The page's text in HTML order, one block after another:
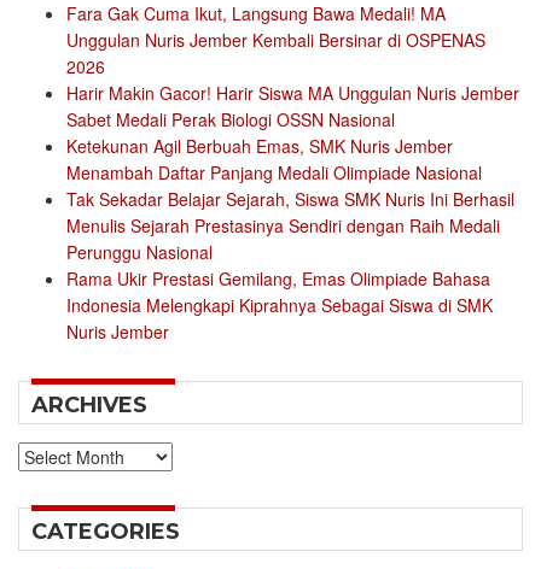
Fara Gak Cuma Ikut, Langsung Bawa Medali! MA
Unggulan Nuris Jember Kembali Bersinar di OSPENAS
2026
Harir Makin Gacor! Harir Siswa MA Unggulan Nuris Jember
Sabet Medali Perak Biologi OSSN Nasional
Ketekunan Agil Berbuah Emas, SMK Nuris Jember
Menambah Daftar Panjang Medali Olimpiade Nasional
Tak Sekadar Belajar Sejarah, Siswa SMK Nuris Ini Berhasil
Menulis Sejarah Prestasinya Sendiri dengan Raih Medali
Perunggu Nasional
Rama Ukir Prestasi Gemilang, Emas Olimpiade Bahasa
Indonesia Melengkapi Kiprahnya Sebagai Siswa di SMK
Nuris Jember
ARCHIVES
Archives
CATEGORIES